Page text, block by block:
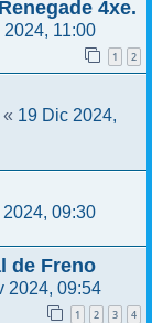
4xe.
2024, 11:00
1 2
« 19 Dic 2024,
09:30
de Freno
2024, 09:54
1 2 3 4